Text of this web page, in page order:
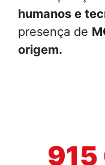
humanos e
presença de
origem.